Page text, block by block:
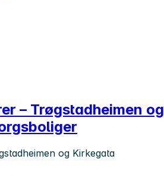
– Trøgstadheimen og
og Kirkegata